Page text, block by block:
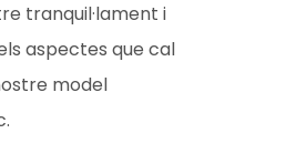
tranquil·lament i
aspectes que cal
model